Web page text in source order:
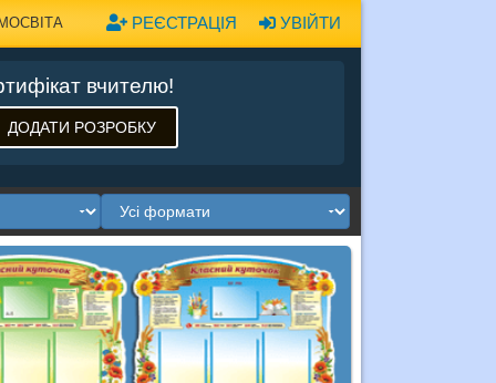
УВІЙТИ
РЕЄСТРАЦІЯ
вчителю!
ДОДАТИ РОЗРОБКУ